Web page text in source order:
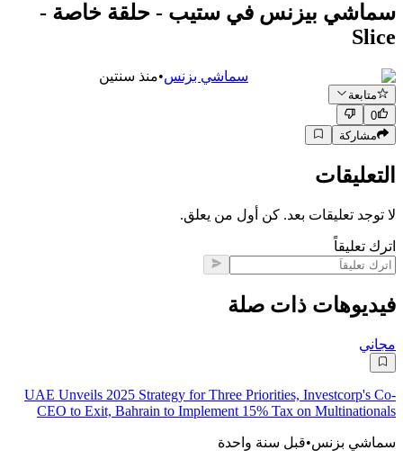
سماشي بيزنس في ستيب - حلقة خاصة -
Slice
سماشي بزنس•منذ سنتين
متابعة
0
مشاركة
التعليقات
لا توجد تعليقات بعد. كن أول من يعلق.
اترك تعليقاً
فيديوهات ذات صلة
مجاني
UAE Unveils 2025 Strategy for Three Priorities, Investcorp's Co-
CEO to Exit, Bahrain to Implement 15% Tax on Multinationals
سماشي بزنس•قبل سنة واحدة